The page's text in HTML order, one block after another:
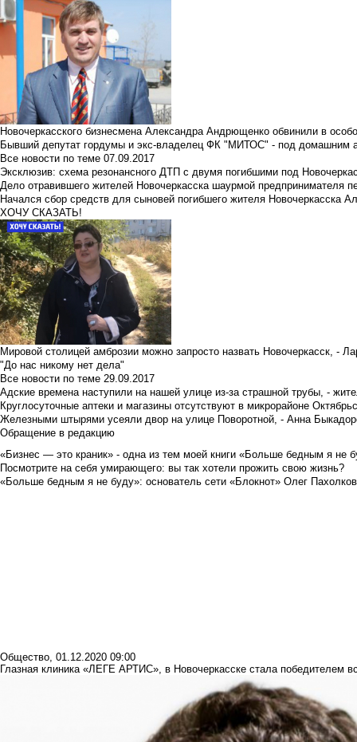
Новочеркасского бизнесмена Александра Андрющенко обвинили в
Бывший депутат гордумы и экс-владелец ФК "МИТОС" - под домашним
Все новости по теме 07.09.2017
Эксклюзив: схема резонансного ДТП с двумя погибшими под
Дело отравившего жителей Новочеркасска шаурмой предпринимателя
Начался сбор средств для сыновей погибшего жителя Новочеркасска
ХОЧУ СКАЗАТЬ!
Мировой столицей амброзии можно запросто назвать Новочеркасск, -
"До нас никому нет дела"
Все новости по теме 29.09.2017
Адские времена наступили на нашей улице из-за страшной трубы, -
Круглосуточные аптеки и магазины отсутствуют в микрорайоне
Железными штырями усеяли двор на улице Поворотной, - Анна
Обращение в редакцию
«Бизнес — это краник» - одна из тем моей книги «Больше бедным я не
Посмотрите на себя умирающего: вы так хотели прожить свою жизнь?
«Больше бедным я не буду»: основатель сети «Блокнот» Олег Пахолков
Общество, 01.12.2020 09:00
Глазная клиника «ЛЕГЕ АРТИС», в Новочеркасске стала победителем